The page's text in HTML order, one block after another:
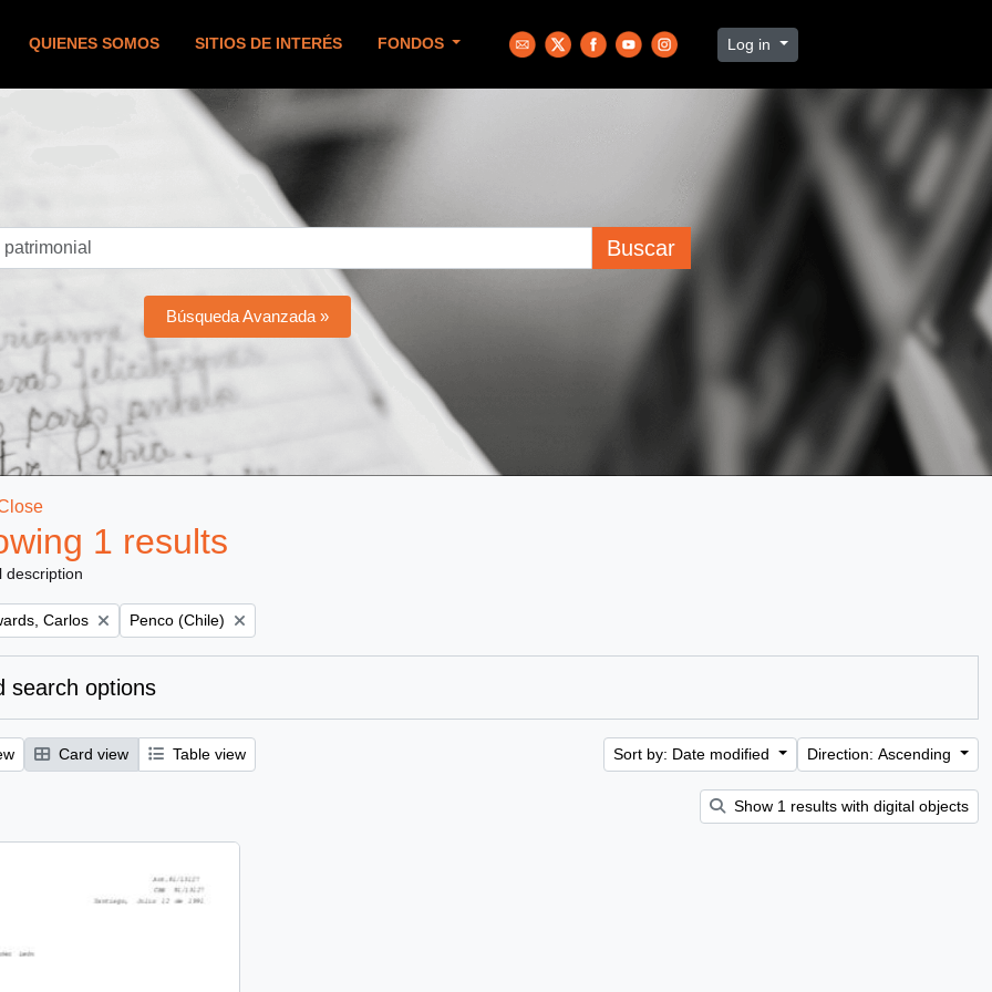
QUIENES SOMOS SITIOS DE INTERÉS FONDOS Log in
Buscar
Búsqueda Avanzada »
1 results
description
Carlos Remove filter:
Penco (Chile)
search options
Card view Table view Sort by: Date modified Direction: Ascending
Show 1 results with digital objects